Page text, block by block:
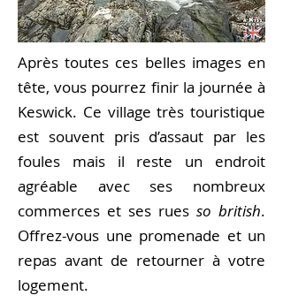
Après toutes ces belles images en
tête, vous pourrez finir la journée à
Keswick. Ce village très touristique
est souvent pris d’assaut par les
foules mais il reste un endroit
agréable avec ses nombreux
commerces et ses rues so british.
Offrez-vous une promenade et un
repas avant de retourner à votre
logement.